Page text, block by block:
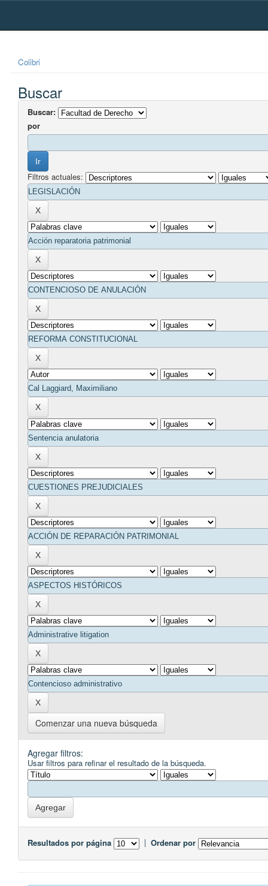
Skip
Colibri
Buscar
Buscar:
por
Filtros actuales:
Comenzar una nueva búsqueda
Agregar filtros:
Usar filtros para refinar el resultado de la búsqueda.
Resultados por página | Ordenar por